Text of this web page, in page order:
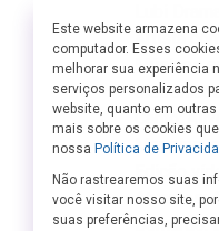
Lubi
Artista
Músicos
Canto:
Mapping,
Edição
Atuantes:
Bernardo,
Este website armazena
computador. Esses
melhorar sua experiência
serviços personalizados
website, quanto em
mais sobre os cookies
nossa Política de
Não rastrearemos suas
você visitar nosso site,
suas preferências,